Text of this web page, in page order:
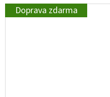
Doprava zdarma